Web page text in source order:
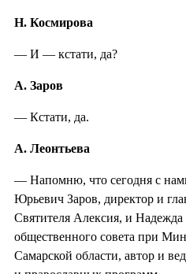
Н. Космирова
— И — кстати, да?
А. Заров
— Кстати, да.
А. Леонтьева
— Напомню, что сегодня с
Юрьевич Заров, директор и
Святителя Алексия, и
общественного совета при
Самарской области, автор и